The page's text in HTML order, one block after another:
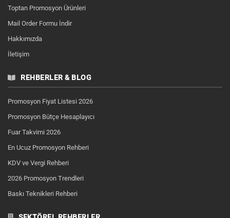
Toptan Promosyon Ürünleri
Mail Order Formu İndir
Hakkımızda
İletişim
REHBERLER & BLOG
Promosyon Fiyat Listesi 2026
Promosyon Bütçe Hesaplayıcı
Fuar Takvimi 2026
En Ucuz Promosyon Rehberi
KDV ve Vergi Rehberi
2026 Promosyon Trendleri
Baskı Teknikleri Rehberi